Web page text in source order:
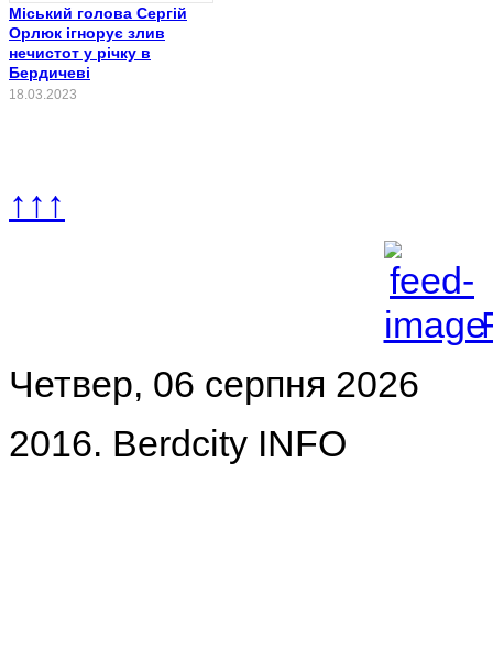
Міський голова Сергій
Орлюк ігнорує злив
нечистот у річку в
Бердичеві
18.03.2023
↑↑↑
Четвер, 06 серпня 2026
2016. Berdcity INFO